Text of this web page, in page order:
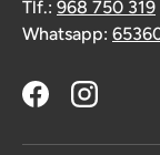
Tlf.: 968 750 319
Whatsapp:
FacebookInstagram